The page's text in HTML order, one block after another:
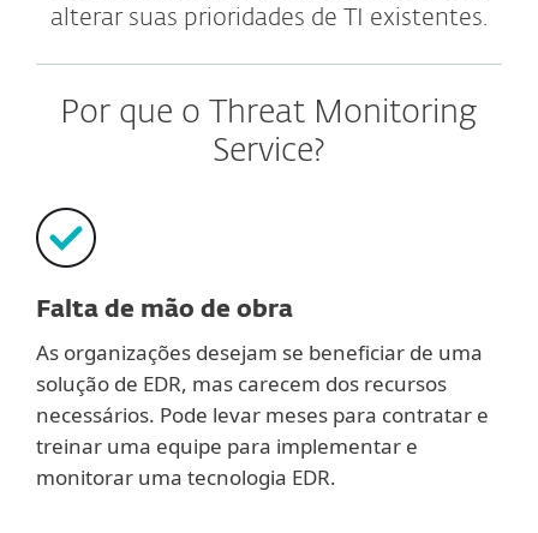
alterar suas prioridades de TI existentes.
Por que o Threat Monitoring
Service?
Falta de mão de obra
As organizações desejam se beneficiar de uma
solução de EDR, mas carecem dos recursos
necessários. Pode levar meses para contratar e
treinar uma equipe para implementar e
monitorar uma tecnologia EDR.